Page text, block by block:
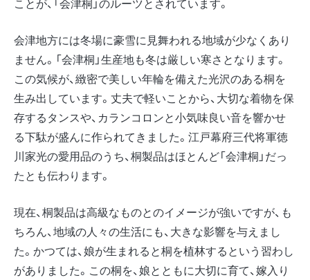
会津地方には冬場に豪雪に見舞われる地域が少なくあり
ません。「会津桐」生産地も冬は厳しい寒さとなります。
この気候が、緻密で美しい年輪を備えた光沢のある桐を
生み出しています。丈夫で軽いことから、大切な着物を保
存するタンスや、カランコロンと小気味良い音を響かせ
る下駄が盛んに作られてきました。江戸幕府三代将軍徳
川家光の愛用品のうち、桐製品はほとんど「会津桐」だっ
たとも伝わります。
現在、桐製品は高級なものとのイメージが強いですが、も
ちろん、地域の人々の生活にも、大きな影響を与えまし
た。かつては、娘が生まれると桐を植林するという習わし
がありました。この桐を、娘とともに大切に育て、嫁入り